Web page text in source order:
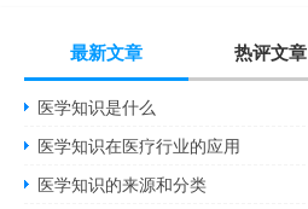
最新文章 热评文章
医学知识是什么
医学知识在医疗行业的应用
医学知识的来源和分类